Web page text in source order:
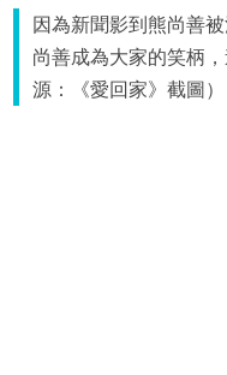
因為新聞影到熊尚善
尚善成為大家的笑柄
源：《愛回家》截圖）